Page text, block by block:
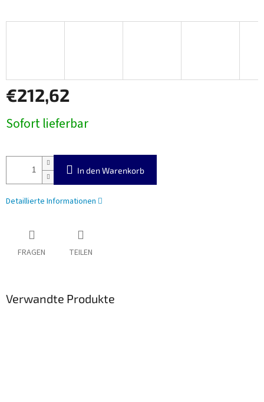
€212,62
Sofort lieferbar
In den Warenkorb
Detaillierte Informationen
FRAGEN TEILEN
Verwandte Produkte